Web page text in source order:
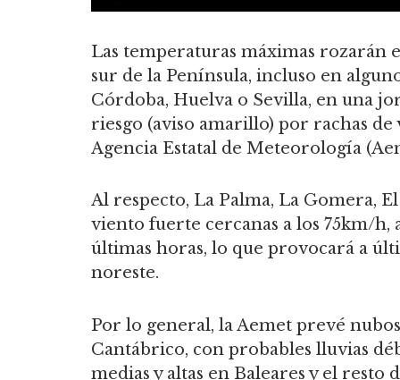
Las temperaturas máximas rozarán
sur de la Península, incluso en
Córdoba, Huelva o Sevilla, en una
riesgo (aviso amarillo) por rachas
Agencia Estatal de Meteorología
Al respecto, La Palma, La Gomera,
viento fuerte cercanas a los 75km/
últimas horas, lo que provocará a
noreste.
Por lo general, la Aemet prevé
Cantábrico, con probables lluvias
medias y altas en Baleares y el